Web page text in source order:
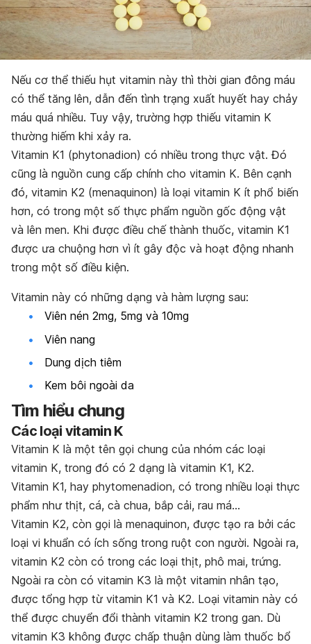
Nếu cơ thể thiếu hụt vitamin này thì thời gian đông máu
có thể tăng lên, dẫn đến tình trạng xuất huyết hay chảy
máu quá nhiều. Tuy vậy, trường hợp thiếu vitamin K
thường hiếm khi xảy ra.
Vitamin K1 (phytonadion) có nhiều trong thực vật. Đó
cũng là nguồn cung cấp chính cho vitamin K. Bên cạnh
đó, vitamin K2 (menaquinon) là loại vitamin K ít phổ biến
hơn, có trong một số thực phẩm nguồn gốc động vật
và lên men. Khi được điều chế thành thuốc, vitamin K1
được ưa chuộng hơn vì ít gây độc và hoạt động nhanh
trong một số điều kiện.
Vitamin này có những dạng và hàm lượng sau:
Viên nén 2mg, 5mg và 10mg
Viên nang
Dung dịch tiêm
Kem bôi ngoài da
Tìm hiểu chung
Các loại vitamin K
Vitamin K là một tên gọi chung của nhóm các loại
vitamin K, trong đó có 2 dạng là vitamin K1, K2.
Vitamin K1, hay phytomenadion, có trong nhiều loại thực
phẩm như thịt, cá, cà chua, bắp cải, rau má…
Vitamin K2, còn gọi là menaquinon, được tạo ra bởi các
loại vi khuẩn có ích sống trong ruột con người. Ngoài ra,
vitamin K2 còn có trong các loại thịt, phô mai, trứng.
Ngoài ra còn có vitamin K3 là một vitamin nhân tạo,
được tổng hợp từ vitamin K1 và K2. Loại vitamin này có
thể được chuyển đổi thành vitamin K2 trong gan. Dù
vitamin K3 không được chấp thuận dùng làm thuốc bổ